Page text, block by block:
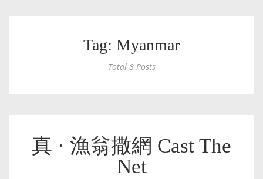
Tag: Myanmar
Total 8 Posts
真 · 漁翁撒網 Cast The
Net